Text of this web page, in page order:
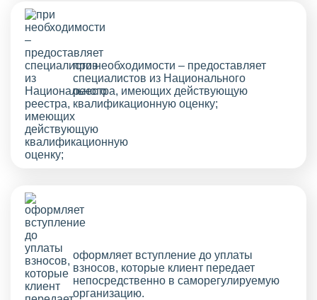
при необходимости – предоставляет
специалистов из Национального
реестра, имеющих действующую
квалификационную оценку;
оформляет вступление до уплаты
взносов, которые клиент передает
непосредственно в саморегулируемую
организацию.